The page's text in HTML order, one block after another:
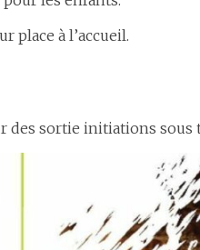
place à l’accueil.
des sortie initiations sous